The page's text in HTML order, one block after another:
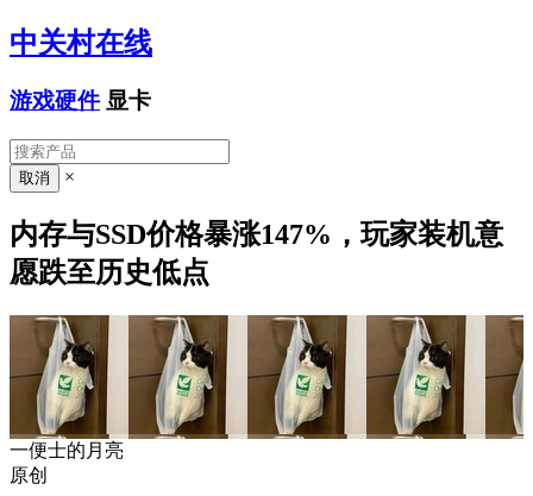
中关村在线
游戏硬件 显卡
×
内存与SSD价格暴涨147%，玩家装机意
愿跌至历史低点
一便士的月亮
原创